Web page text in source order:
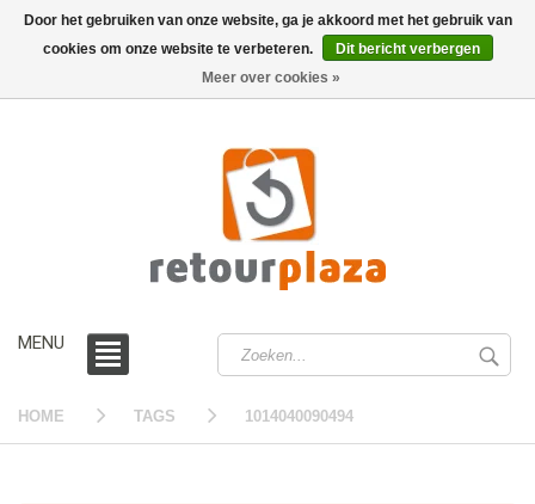
MENU
HOME TAGS 1014040090494
Door het gebruiken van onze website, ga je akkoord met het gebruik van
cookies om onze website te verbeteren.
Dit bericht verbergen
Meer over cookies »